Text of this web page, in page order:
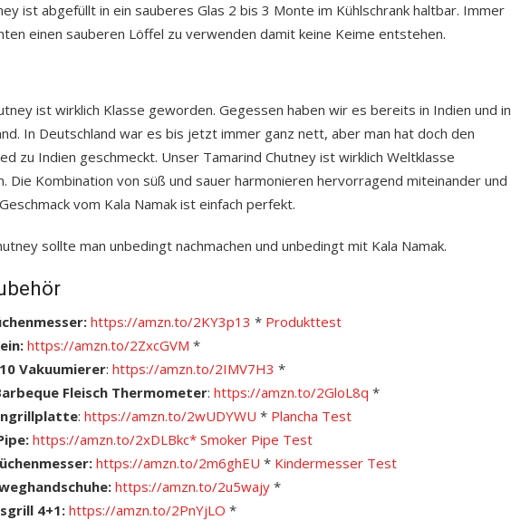
ist abgefüllt in ein sauberes Glas 2 bis 3 Monte im Kühlschrank haltbar. Immer
einen sauberen Löffel zu verwenden damit keine Keime entstehen.
ist wirklich Klasse geworden. Gegessen haben wir es bereits in Indien und in
In Deutschland war es bis jetzt immer ganz nett, aber man hat doch den
zu Indien geschmeckt. Unser Tamarind Chutney ist wirklich Weltklasse
Die Kombination von süß und sauer harmonieren hervorragend miteinander und
vom Kala Namak ist einfach perfekt.
sollte man unbedingt nachmachen und unbedingt mit Kala Namak.
https://amzn.to/2KY3p13 * Produkttest
https://amzn.to/2ZxcGVM *
Vakuumierer: https://amzn.to/2IMV7H3 *
Fleisch Thermometer: https://amzn.to/2GloL8q *
: https://amzn.to/2wUDYWU * Plancha Test
https://amzn.to/2xDLBkc* Smoker Pipe Test
https://amzn.to/2m6ghEU * Kindermesser Test
https://amzn.to/2u5wajy *
4+1: https://amzn.to/2PnYjLO *